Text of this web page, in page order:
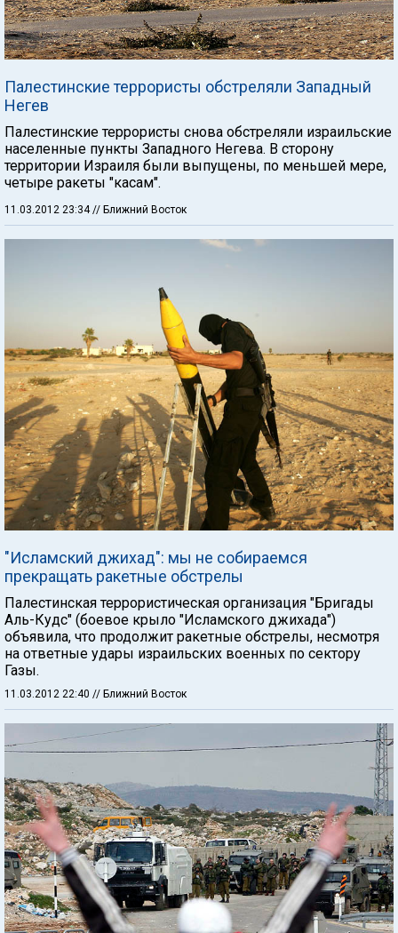
Палестинские террористы обстреляли Западный
Негев
Палестинские террористы снова обстреляли израильские
населенные пункты Западного Негева. В сторону
территории Израиля были выпущены, по меньшей мере,
четыре ракеты "касам".
11.03.2012 23:34 // Ближний Восток
"Исламский джихад": мы не собираемся
прекращать ракетные обстрелы
Палестинская террористическая организация "Бригады
Аль-Кудс" (боевое крыло "Исламского джихада")
объявила, что продолжит ракетные обстрелы, несмотря
на ответные удары израильских военных по сектору
Газы.
11.03.2012 22:40 // Ближний Восток